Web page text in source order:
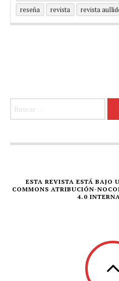
reseña
revista revista
ESTA REVISTA ESTÁ BAJO
COMMONS ATRIBUCIÓN-
4.0